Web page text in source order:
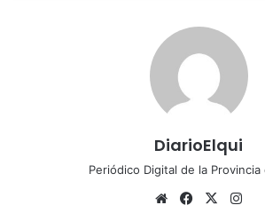
DiarioElqui
Periódico Digital de la Provincia
Siti
Fa
X